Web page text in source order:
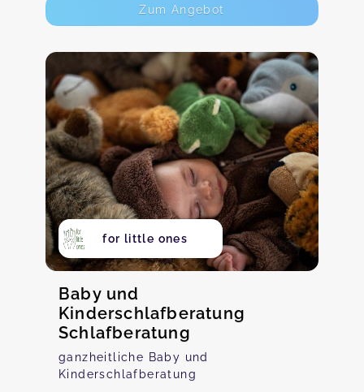
Zum Angebot
for little ones
Baby und
Kinderschlafberatung
Schlafberatung
ganzheitliche Baby und
Kinderschlafberatung